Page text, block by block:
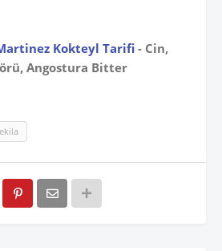
Kokteyl Tarifi- Cin,
Angostura Bitter